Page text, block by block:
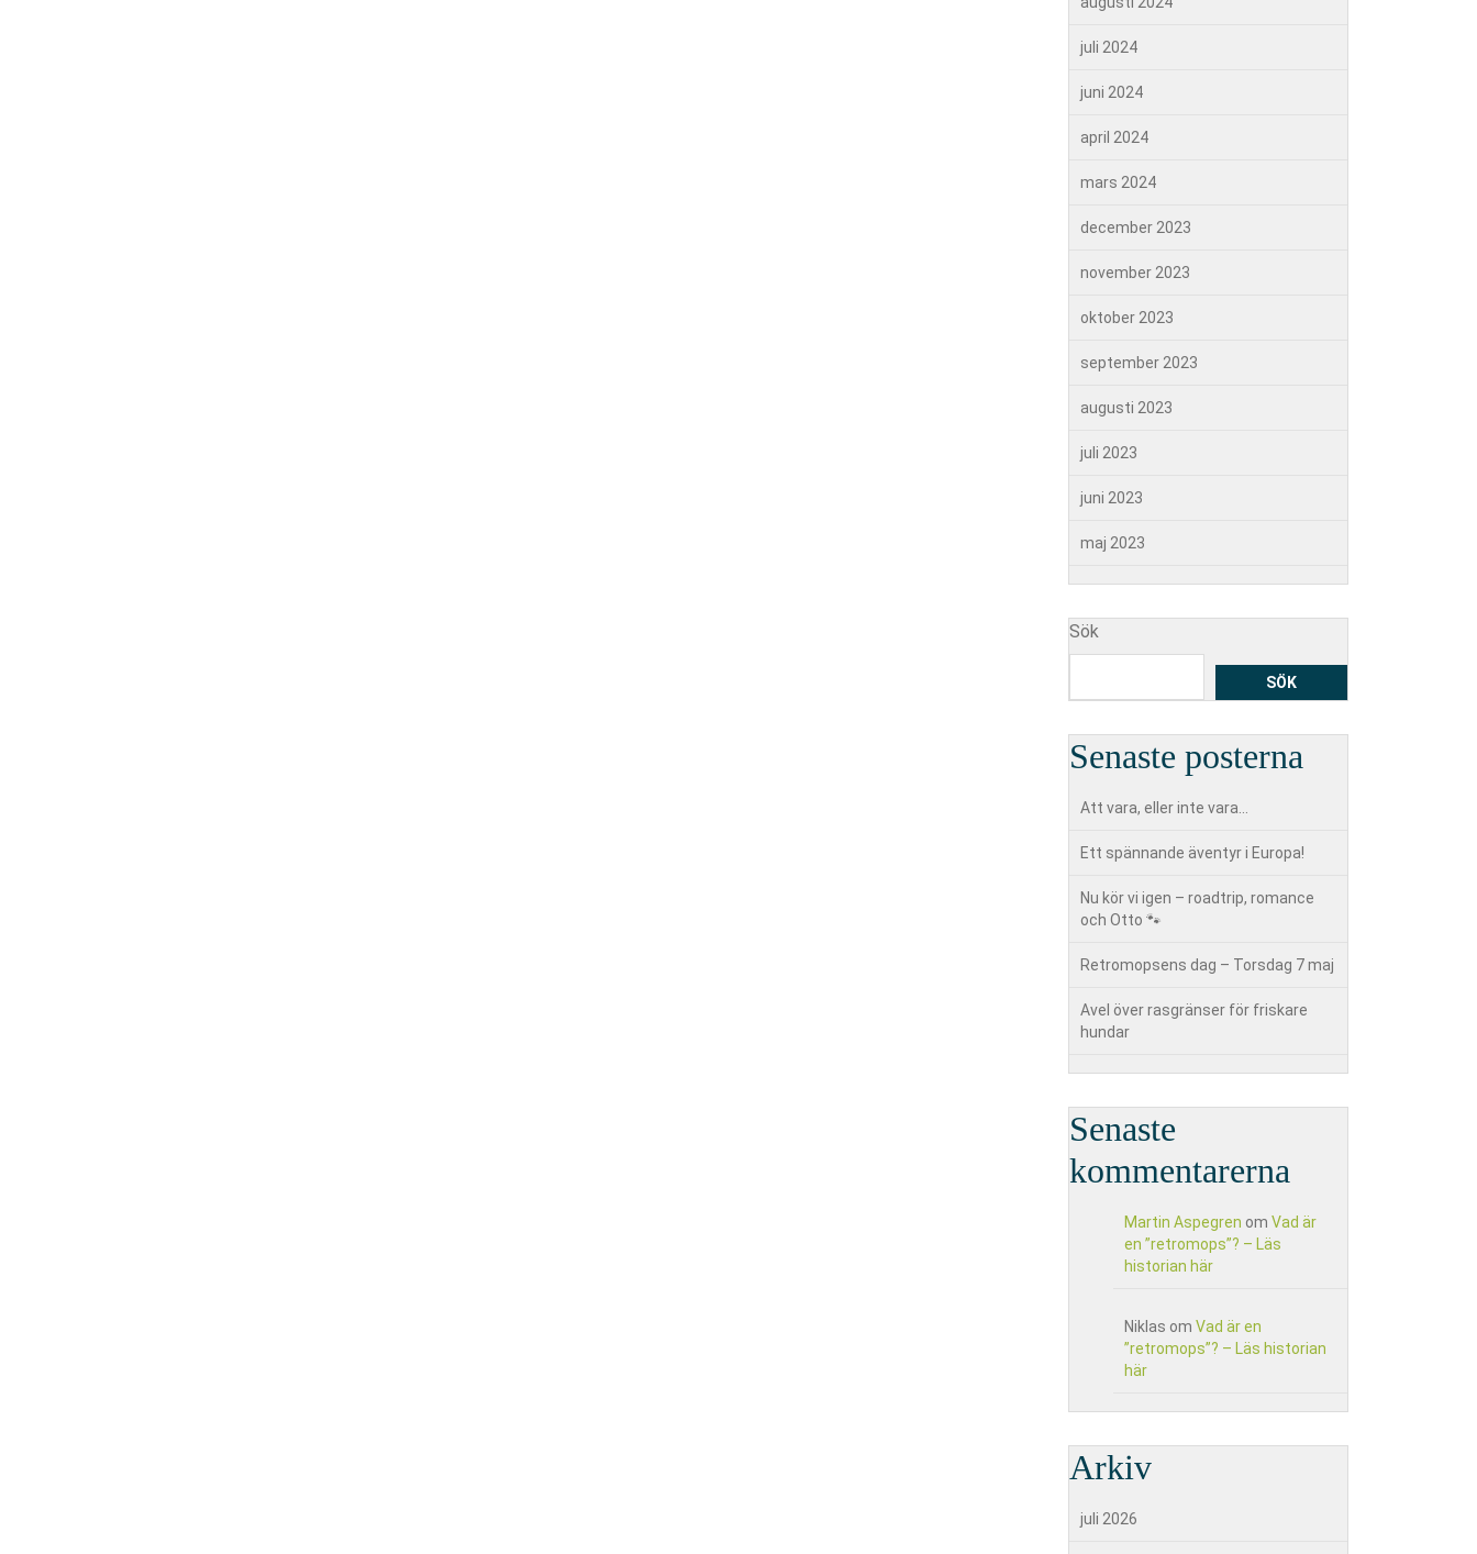
juli 2024
juni 2024
april 2024
mars 2024
december 2023
november 2023
oktober 2023
september 2023
augusti 2023
juli 2023
juni 2023
maj 2023
Sök
SÖK
Senaste posterna
Att vara, eller inte vara…
Ett spännande äventyr i Europa!
Nu kör vi igen – roadtrip, romance
och Otto 🐾
Retromopsens dag – Torsdag 7 maj
Avel över rasgränser för friskare
hundar
Senaste
kommentarerna
Martin Aspegren om Vad är
en ”retromops”? – Läs
historian här
Niklas om Vad är en
”retromops”? – Läs historian
här
Arkiv
juli 2026